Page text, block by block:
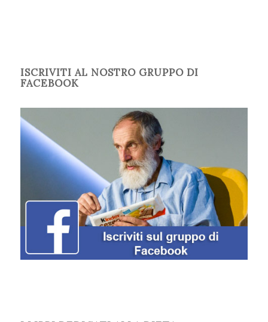
ISCRIVITI AL NOSTRO GRUPPO DI
FACEBOOK